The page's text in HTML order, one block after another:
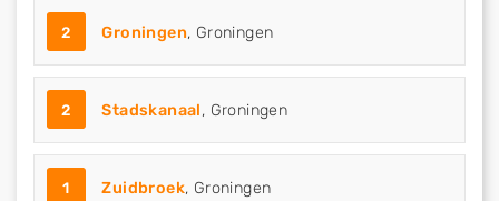
2 Groningen, Groningen
2 Stadskanaal, Groningen
1 Zuidbroek, Groningen